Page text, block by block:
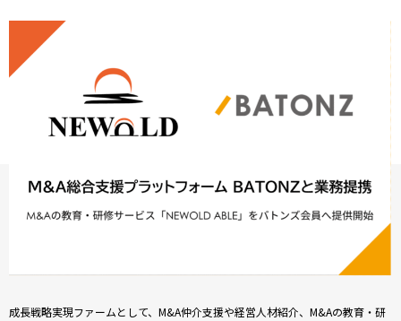
成長戦略実現ファームとして、M&A仲介支援や経営人材紹介、M&Aの教育・研